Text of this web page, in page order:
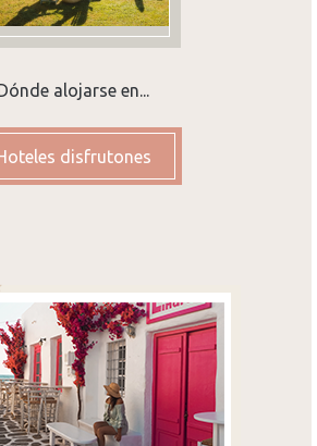
alojarse en...
disfrutones